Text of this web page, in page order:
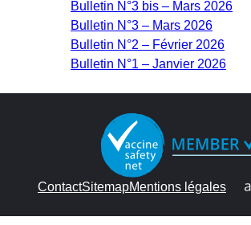
Bulletin N°3 bis – Mars 2026
Bulletin N°3 – Mars 2026
Bulletin N°2 – Février 2026
Bulletin N°1 – Janvier 2026
ContactSitemapMentions légales